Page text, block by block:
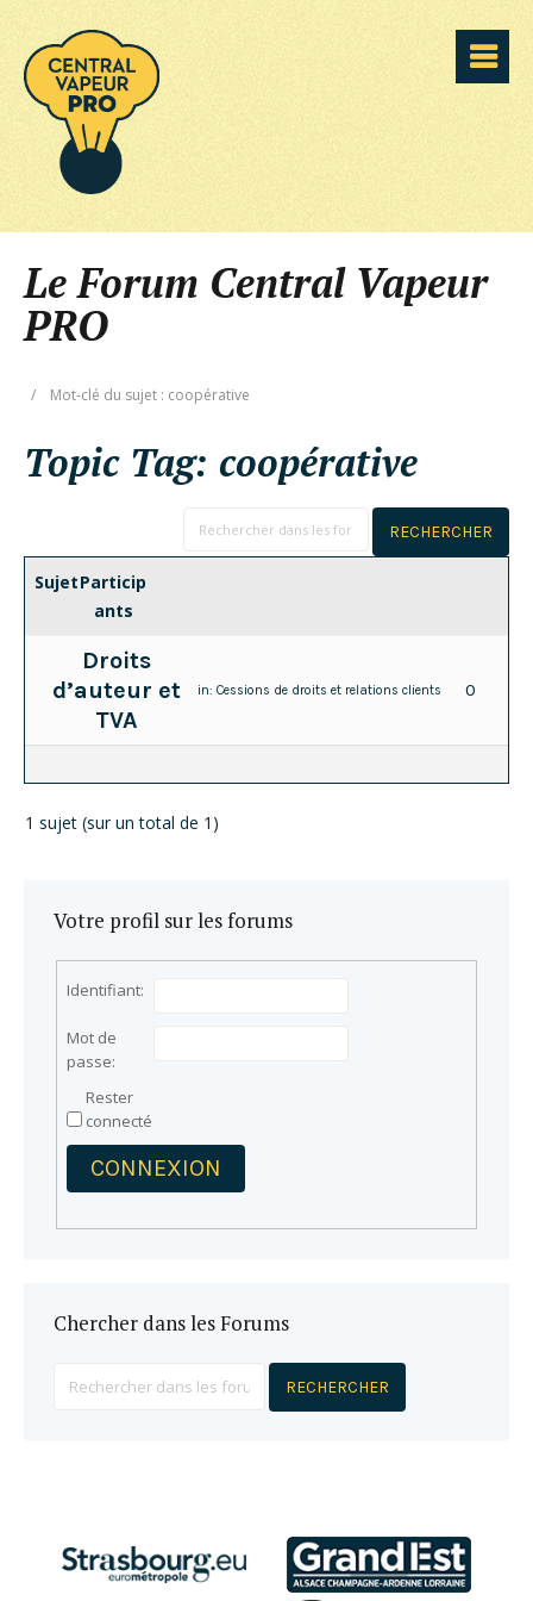
Le Forum Central Vapeur
PRO
/ Mot-clé du sujet : coopérative
Topic Tag: coopérative
SujetParticip
ants
Droits
d’auteur et
TVA
in:Cessions de droits et relations clients 0
1 sujet (sur un total de 1)
Votre profil sur les forums
Identifiant:
Mot de
passe:
Rester
connecté
CONNEXION
Chercher dans les Forums